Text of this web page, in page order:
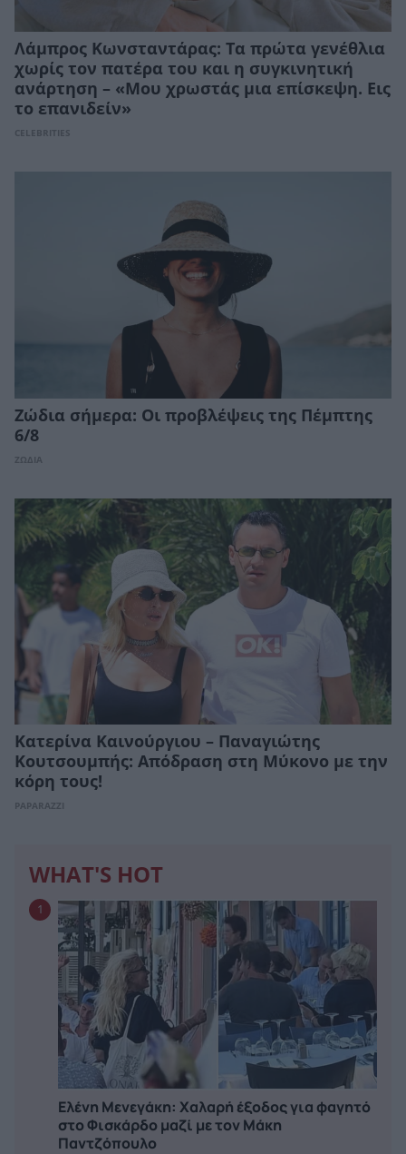
Λάμπρος Κωνσταντάρας: Τα πρώτα γενέθλια
χωρίς τον πατέρα του και η συγκινητική
ανάρτηση – «Μου χρωστάς μια επίσκεψη. Εις
το επανιδείν»
CELEBRITIES
Ζώδια σήμερα: Οι προβλέψεις της Πέμπτης
6/8
ΖΩΔΙΑ
Κατερίνα Καινούργιου – Παναγιώτης
Κουτσουμπής: Απόδραση στη Μύκονο με την
κόρη τους!
PAPARAZZI
WHAT'S HOT
1
Ελένη Μενεγάκη: Χαλαρή έξοδος για φαγητό
στο Φισκάρδο μαζί με τον Μάκη
Παντζόπουλο